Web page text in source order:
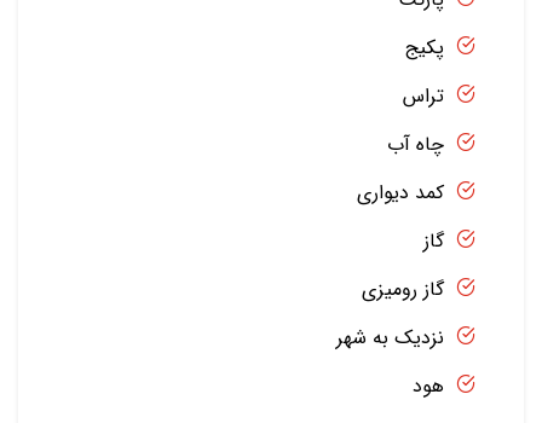
پکیج
تراس
چاه آب
کمد دیواری
گاز
گاز رومیزی
نزدیک به شهر
هود